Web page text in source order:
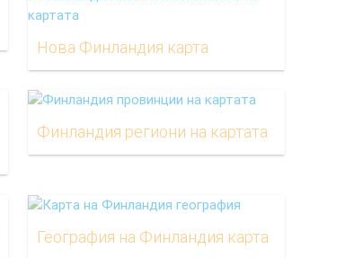
Нова Финландия карта
Финландия региони на картата
География на Финландия карта